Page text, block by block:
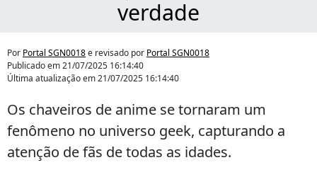
verdade
Por Portal SGN0018e revisado por Portal SGN0018
Publicado em21/07/2025 16:14:40
Última atualização em21/07/2025 16:14:40
Os chaveiros de anime se tornaram um
fenômeno no universo geek, capturando a
atenção de fãs de todas as idades.